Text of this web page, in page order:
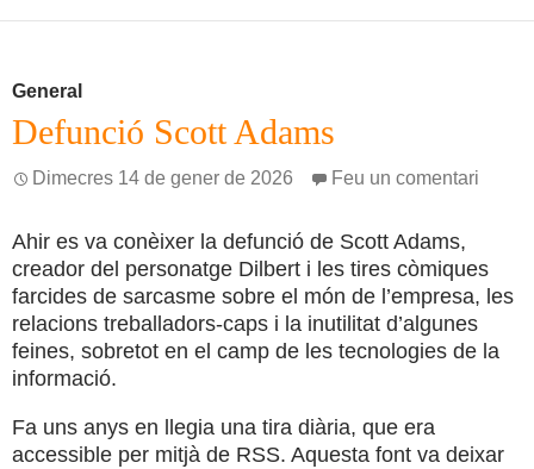
General
Defunció Scott Adams
Dimecres 14 de gener de 2026 Feu un comentari
Ahir es va conèixer la defunció de Scott Adams,
creador del personatge Dilbert i les tires còmiques
farcides de sarcasme sobre el món de l’empresa, les
relacions treballadors-caps i la inutilitat d’algunes
feines, sobretot en el camp de les tecnologies de la
informació.
Fa uns anys en llegia una tira diària, que era
accessible per mitjà de RSS. Aquesta font va deixar